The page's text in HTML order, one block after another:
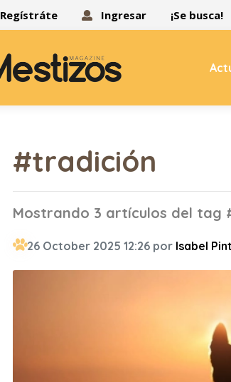
Regístráte Ingresar ¡Se busca!
#tradición
Mostrando 3 artículos del tag
26 October 2025 12:26 por Isabel